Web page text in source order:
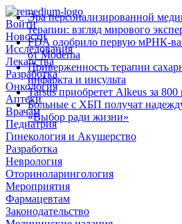
Войти
Новости
Исследования
Лекарства
Разработка
Онкология
Аптеки
Врачам
Педиатрия
Гинекология и Акушерство
Разработка
Неврология
Оториноларингология
Мероприятия
Фармацевтам
Законодательство
Эра персонализированной
терапии: взгляд мирового
FDA одобрило первую
от Moderna
Приверженность терапии
инфаркта и инсульта
Tarsus приобретет Alkeus за
Больные с ХБП получат
«Выбор ради жизни»